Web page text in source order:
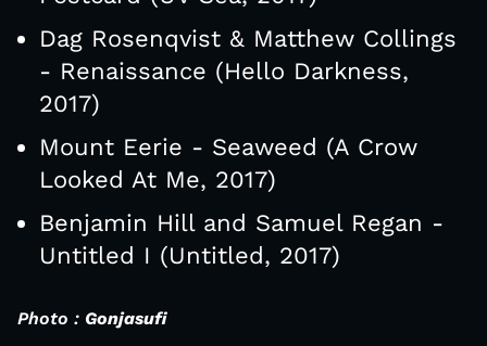
Dag Rosenqvist & Matthew Collings
- Renaissance (Hello Darkness,
2017)
Mount Eerie - Seaweed (A Crow
Looked At Me, 2017)
Benjamin Hill and Samuel Regan -
Untitled I (Untitled, 2017)
Photo : Gonjasufi